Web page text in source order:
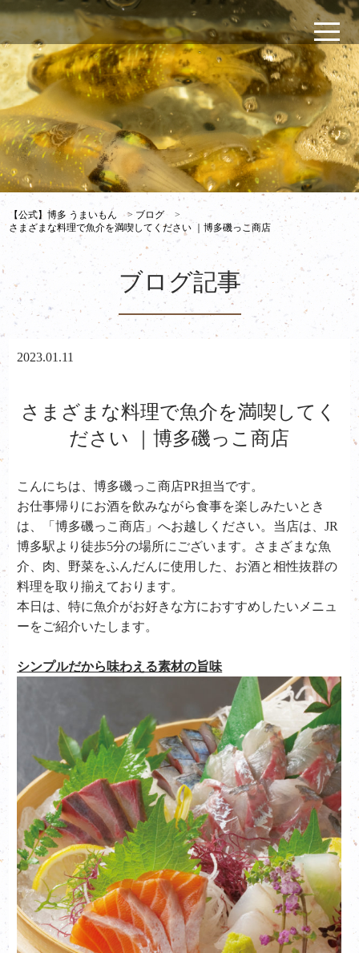
【公式】博多 うまいもん > ブログ
>
さまざまな料理で魚介を満喫してください ｜博多磯っこ商店
ブログ記事
2023.01.11
さまざまな料理で魚介を満喫してく
ださい ｜博多磯っこ商店
こんにちは、博多磯っこ商店PR担当です。
お仕事帰りにお酒を飲みながら食事を楽しみたいとき
は、「博多磯っこ商店」へお越しください。当店は、JR
博多駅より徒歩5分の場所にございます。さまざまな魚
介、肉、野菜をふんだんに使用した、お酒と相性抜群の
料理を取り揃えております。
本日は、特に魚介がお好きな方におすすめしたいメニュ
ーをご紹介いたします。
シンプルだから味わえる素材の旨味